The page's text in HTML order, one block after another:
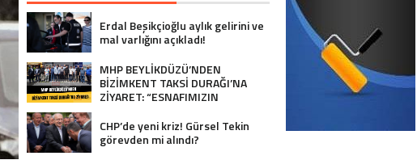
Erdal Beşikçioğlu aylık gelirini ve
mal varlığını açıkladı!
MHP BEYLİKDÜZÜ’NDEN
BİZİMKENT TAKSİ DURAĞI’NA
ZİYARET: “ESNAFIMIZIN
CHP’de yeni kriz! Gürsel Tekin
görevden mi alındı?